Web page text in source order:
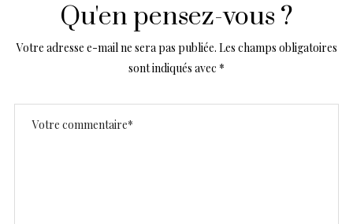
Qu'en pensez-vous ?
Votre adresse e-mail ne sera pas publiée. Les champs obligatoires
sont indiqués avec *